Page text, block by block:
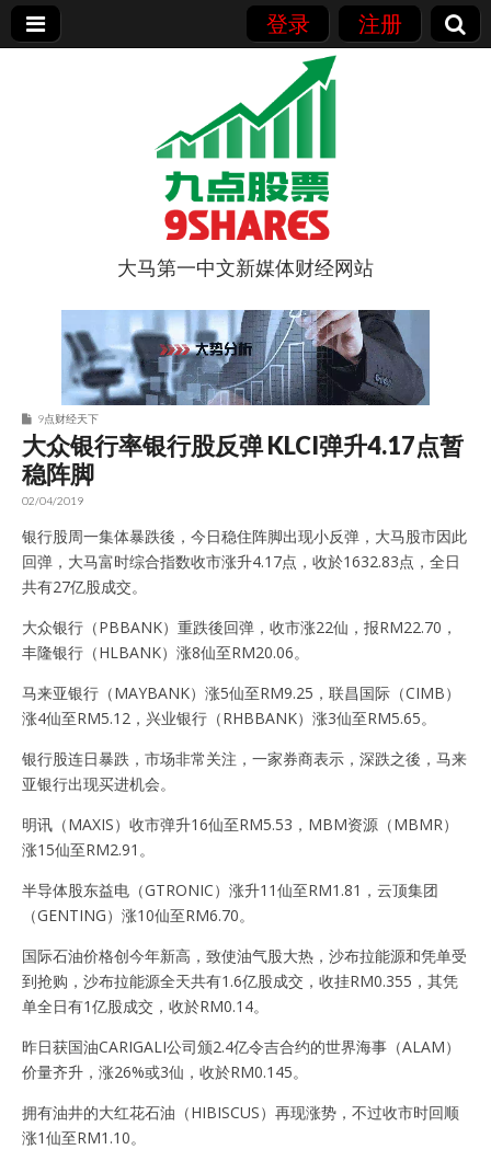
登录 注册
9点股票
大马第一中文新媒体财经网站
9点财经天下
大众银行率银行股反弹 KLCI弹升4.17点暂
稳阵脚
02/04/2019
银行股周一集体暴跌後，今日稳住阵脚出现小反弹，大马股市因此
回弹，大马富时综合指数收市涨升4.17点，收於1632.83点，全日
共有27亿股成交。
大众银行（PBBANK）重跌後回弹，收市涨22仙，报RM22.70，
丰隆银行（HLBANK）涨8仙至RM20.06。
马来亚银行（MAYBANK）涨5仙至RM9.25，联昌国际（CIMB）
涨4仙至RM5.12，兴业银行（RHBBANK）涨3仙至RM5.65。
银行股连日暴跌，市场非常关注，一家券商表示，深跌之後，马来
亚银行出现买进机会。
明讯（MAXIS）收市弹升16仙至RM5.53，MBM资源（MBMR）
涨15仙至RM2.91。
半导体股东益电（GTRONIC）涨升11仙至RM1.81，云顶集团
（GENTING）涨10仙至RM6.70。
国际石油价格创今年新高，致使油气股大热，沙布拉能源和凭单受
到抢购，沙布拉能源全天共有1.6亿股成交，收挂RM0.355，其凭
单全日有1亿股成交，收於RM0.14。
昨日获国油CARIGALI公司颁2.4亿令吉合约的世界海事（ALAM）
价量齐升，涨26%或3仙，收於RM0.145。
拥有油井的大红花石油（HIBISCUS）再现涨势，不过收市时回顺
涨1仙至RM1.10。